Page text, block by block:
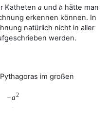
Katheten a und b hätte man
erkennen können. In
natürlich nicht in aller
werden.
im großen
−a2